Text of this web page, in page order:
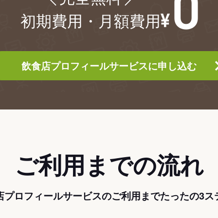
初期費用・月額費用
飲食店プロフィールサービスに申し込む
ご利用までの流れ
プロフィールサービスのご利用までたったの3ス